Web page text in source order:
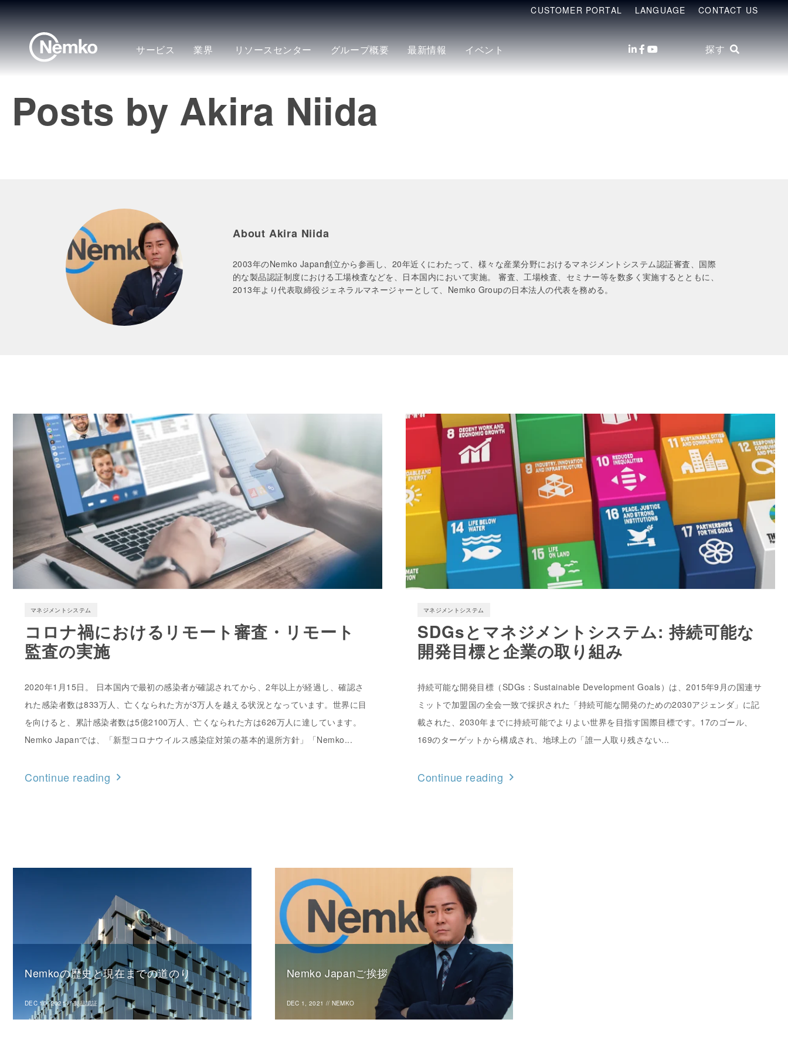
CUSTOMER PORTAL LANGUAGE CONTACT US
サービス 業界 リソースセンター グループ概要 最新情報 イベント 探す
Posts by Akira Niida
About Akira Niida
2003年のNemko Japan創立から参画し、20年近くにわたって、様々な産業分野におけるマネジメントシステム認証審査、国際
的な製品認証制度における工場検査などを、日本国内において実施。 審査、工場検査、セミナー等を数多く実施するとともに、
2013年より代表取締役ジェネラルマネージャーとして、Nemko Groupの日本法人の代表を務める。
マネジメントシステム
コロナ禍におけるリモート審査・リモート
監査の実施
2020年1月15日。 日本国内で最初の感染者が確認されてから、2年以上が経過し、確認さ
れた感染者数は833万人、亡くなられた方が3万人を越える状況となっています。世界に目
を向けると、累計感染者数は5億2100万人、亡くなられた方は626万人に達しています。
Nemko Japanでは、「新型コロナウイルス感染症対策の基本的退所方針」「Nemko...
Continue reading
マネジメントシステム
SDGsとマネジメントシステム: 持続可能な
開発目標と企業の取り組み
持続可能な開発目標（SDGs：Sustainable Development Goals）は、2015年9月の国連サ
ミットで加盟国の全会一致で採択された「持続可能な開発のための2030アジェンダ」に記
載された、2030年までに持続可能でよりよい世界を目指す国際目標です。17のゴール、
169のターゲットから構成され、地球上の「誰一人取り残さない...
Continue reading
Nemkoの歴史と現在までの道のり
DEC 10, 2021 //製品認証
Nemko Japanご挨拶
DEC 1, 2021 // NEMKO